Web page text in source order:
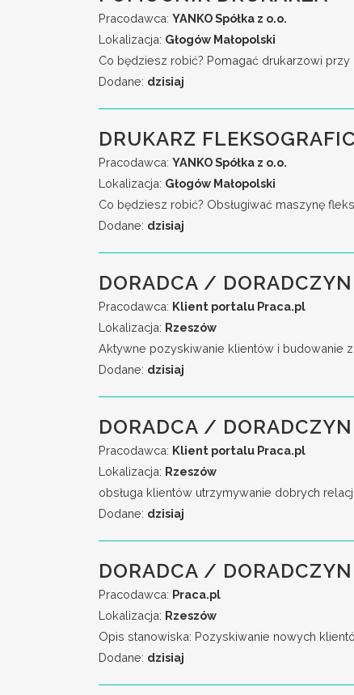
Pracodawca: YANKO Spółka z o.o.
Lokalizacja: Głogów Małopolski
Co będziesz robić? Pomagać drukarzowi przy
Dodane: dzisiaj
DRUKARZ
Pracodawca: YANKO Spółka z o.o.
Lokalizacja: Głogów Małopolski
Co będziesz robić? Obsługiwać maszynę
Dodane: dzisiaj
DORADCA /
Pracodawca: Klient portalu Praca.pl
Lokalizacja: Rzeszów
Aktywne pozyskiwanie klientów i budowanie
Dodane: dzisiaj
DORADCA /
Pracodawca: Klient portalu Praca.pl
Lokalizacja: Rzeszów
obsługa klientów utrzymywanie dobrych
Dodane: dzisiaj
DORADCA /
Pracodawca: Praca.pl
Lokalizacja: Rzeszów
Opis stanowiska: Pozyskiwanie nowych
Dodane: dzisiaj